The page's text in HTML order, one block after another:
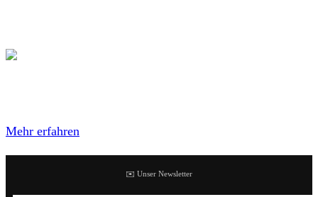
Mehr erfahren
✉️ Unser Newsletter